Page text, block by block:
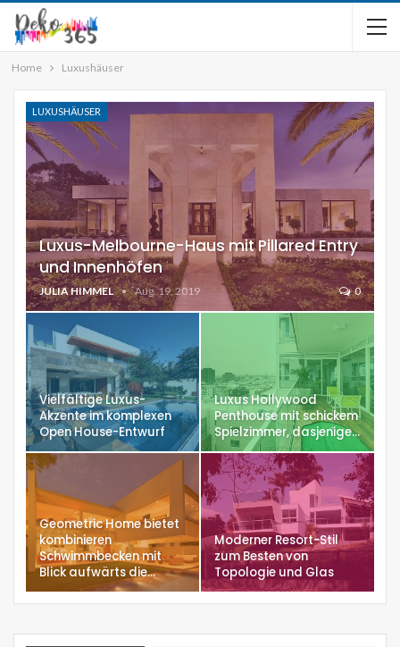
Home Luxushäuser
LUXUSHÄUSER
Luxus-Melbourne-Haus mit Pillared Entry
und Innenhöfen
JULIA HIMMEL Aug. 19, 2019 0
Vielfältige Luxus-
Akzente im komplexen
Open House-Entwurf
Luxus Hollywood
Penthouse mit schickem
Spielzimmer, dasjenige…
Geometric Home bietet
kombinieren
Schwimmbecken mit
Blick aufwärts die…
Moderner Resort-Stil
zum Besten von
Topologie und Glas